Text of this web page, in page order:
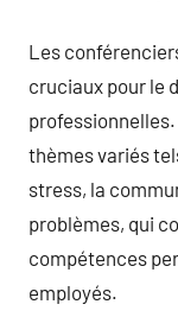
Les
cruciaux pour le
thèmes variés
stress, la
problèmes, qui
compétences
employés.